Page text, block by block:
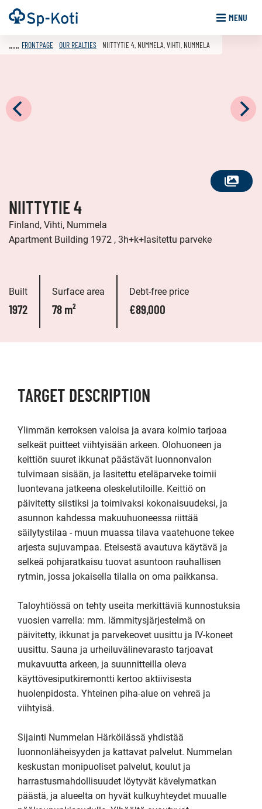
Go
to
Frontpage MENU
SEE
FRONTPAGE OUR REALTIES NIITTYTIE 4, NUMMELA, VIHTI, NUMMELA
NIITTYTIE 4
Finland, Vihti, Nummela
Apartment Building 1972 , 3h+k+lasitettu parveke
Built
1972
Surface area
78 m²
Debt-free price
€89,000
TARGET DESCRIPTION
Ylimmän kerroksen valoisa ja avara kolmio tarjoaa
selkeät puitteet viihtyisään arkeen. Olohuoneen ja
keittiön suuret ikkunat päästävät luonnonvalon
tulvimaan sisään, ja lasitettu eteläparveke toimii
luontevana jatkeena oleskelutiloille. Keittiö on
päivitetty siistiksi ja toimivaksi kokonaisuudeksi, ja
asunnon kahdessa makuuhuoneessa riittää
säilytystilaa - muun muassa tilava vaatehuone tekee
arjesta sujuvampaa. Eteisestä avautuva käytävä ja
selkeä pohjaratkaisu tuovat asuntoon rauhallisen
rytmin, jossa jokaisella tilalla on oma paikkansa.
Taloyhtiössä on tehty useita merkittäviä kunnostuksia
vuosien varrella: mm. lämmitysjärjestelmä on
päivitetty, ikkunat ja parvekeovet uusittu ja IV-koneet
uusittu. Sauna ja urheiluvälinevarasto tarjoavat
mukavuutta arkeen, ja suunnitteilla oleva
käyttövesiputkiremontti kertoo aktiivisesta
huolenpidosta. Yhteinen piha-alue on vehreä ja
viihtyisä.
Sijainti Nummelan Härköilässä yhdistää
luonnonläheisyyden ja kattavat palvelut. Nummelan
keskustan monipuoliset palvelut, koulut ja
harrastusmahdollisuudet löytyvät kävelymatkan
päästä, ja alueelta on hyvät kulkuyhteydet muualle